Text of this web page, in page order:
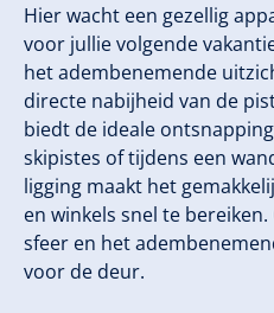
Hier wacht een gezellig
voor jullie volgende
het adembenemende
directe nabijheid van de
biedt de ideale
skipistes of tijdens een
ligging maakt het
en winkels snel te
sfeer en het
voor de deur.